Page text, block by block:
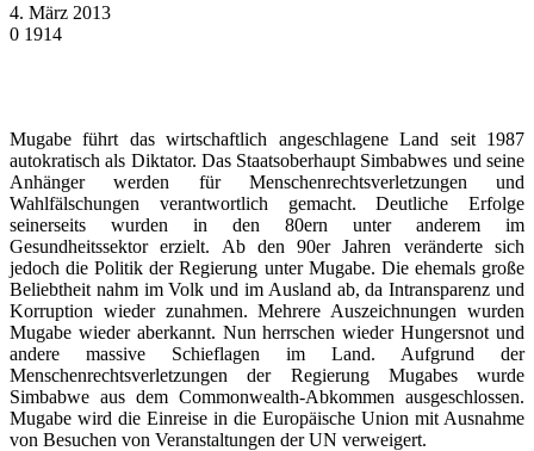
4. März 2013
0 1914
Mugabe führt das wirtschaftlich angeschlagene Land seit 1987
autokratisch als Diktator. Das Staatsoberhaupt Simbabwes und seine
Anhänger werden für Menschenrechtsverletzungen und
Wahlfälschungen verantwortlich gemacht. Deutliche Erfolge
seinerseits wurden in den 80ern unter anderem im
Gesundheitssektor erzielt. Ab den 90er Jahren veränderte sich
jedoch die Politik der Regierung unter Mugabe. Die ehemals große
Beliebtheit nahm im Volk und im Ausland ab, da Intransparenz und
Korruption wieder zunahmen. Mehrere Auszeichnungen wurden
Mugabe wieder aberkannt. Nun herrschen wieder Hungersnot und
andere massive Schieflagen im Land. Aufgrund der
Menschenrechtsverletzungen der Regierung Mugabes wurde
Simbabwe aus dem Commonwealth-Abkommen ausgeschlossen.
Mugabe wird die Einreise in die Europäische Union mit Ausnahme
von Besuchen von Veranstaltungen der UN verweigert.